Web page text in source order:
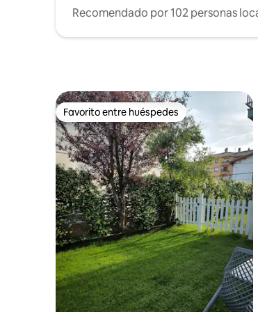
Recomendado por 102 personas
Favorito entre huéspedes
Favorito entre huéspedes